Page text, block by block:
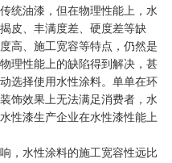
统油漆，但在物理性能上，水
皮、丰满度差、硬度差等缺
高、施工宽容等特点，仍然是
理性能上的缺陷得到解决，甚
选择使用水性涂料。单单在环
饰效果上无法满足消费者，水
性漆生产企业在水性漆性能上
，水性涂料的施工宽容性远比